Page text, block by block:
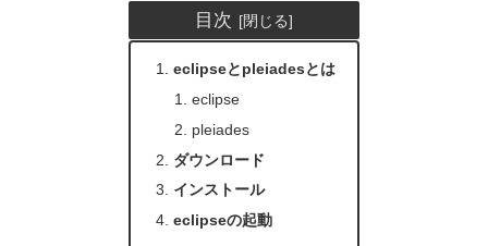
目次
eclipseとpleiadesとは
eclipse
pleiades
ダウンロード
インストール
eclipseの起動